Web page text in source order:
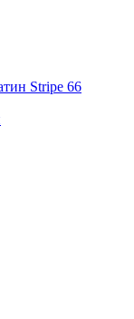
Stripe 66